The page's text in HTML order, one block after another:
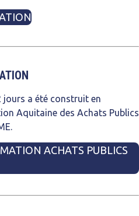
a été construit en
Aquitaine des Achats Publics
ACHATS PUBLICS